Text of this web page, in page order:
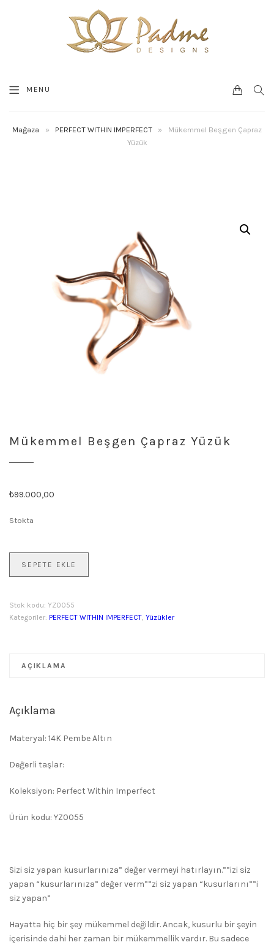
MENU
Mağaza » PERFECT WITHIN IMPERFECT »
Mükemmel Beşgen Çapraz
Yüzük
Mükemmel Beşgen Çapraz Yüzük
Orijinal
₺99.001,00.
₺99.000,00
Stokta
Yüzük
adet
SEPETE EKLE
Stok kodu: YZ0055
Kategoriler: PERFECT WITHIN IMPERFECT, Yüzükler
AÇIKLAMA
Açıklama
Materyal: 14K Pembe Altın
Değerli taşlar:
Koleksiyon: Perfect Within Imperfect
Ürün kodu: YZ0055
Sizi siz yapan kusurlarınıza” değer vermeyi hatırlayın.””izi siz
yapan “kusurlarınıza” değer verm””zi siz yapan “kusurlarını””i
siz yapan”
Hayatta hiç bir şey mükemmel değildir. Ancak, kusurlu bir şeyin
içerisinde dahi her zaman bir mükemmellik vardır. Bu sadece